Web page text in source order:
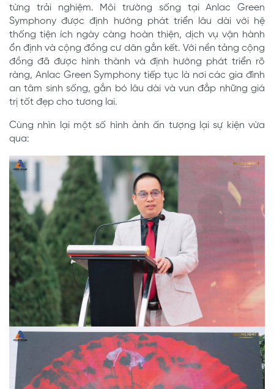
từng trải nghiệm. Môi trường sống tại Anlac Green
Symphony được định hướng phát triển lâu dài với hệ
thống tiện ích ngày càng hoàn thiện, dịch vụ vận hành
ổn định và cộng đồng cư dân gắn kết. Với nền tảng cộng
đồng đã được hình thành và định hướng phát triển rõ
ràng, Anlac Green Symphony tiếp tục là nơi các gia đình
an tâm sinh sống, gắn bó lâu dài và vun đắp những giá
trị tốt đẹp cho tương lai.
Cùng nhìn lại một số hình ảnh ấn tượng lại sự kiện vừa
qua: